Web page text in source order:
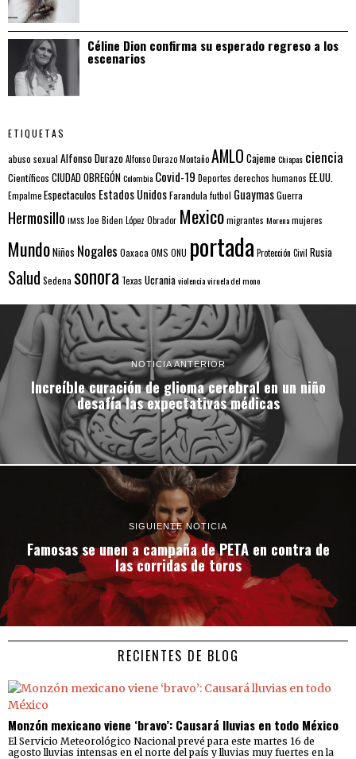
Céline Dion confirma su esperado regreso a los
escenarios
ETIQUETAS
abuso sexual Alfonso DurazoAlfonso Durazo MontañoAMLO CajemeChiapas ciencia
Científicos CIUDAD OBREGÓNColombia Covid-19 Deportes derechos humanos EE.UU.
EmpalmeEspectaculos Estados UnidosFarandula futbol GuaymasGuerra
Hermosillo IMSS Joe Biden López Obrador Mexicomigrantes Morenamujeres
MundoNiños Nogales Oaxaca OMS ONU portada Protección Civil Rusia
Salud Sedena sonora Texas Ucraniaviolenciaviruela del mono
NOTICIA ANTERIOR
Increíble curación de glioma cerebral en un niño
desafía las expectativas médicas
SIGUIENTE NOTICIA
Famosas se unen a campaña de PETA en contra de
las corridas de toros
RECIENTES DE BLOG
Monzón mexicano viene ‘bravo’: Causará lluvias en todo México
El Servicio Meteorológico Nacional prevé para este martes 16 de
agosto lluvias intensas en el norte del país y lluvias muy fuertes en la